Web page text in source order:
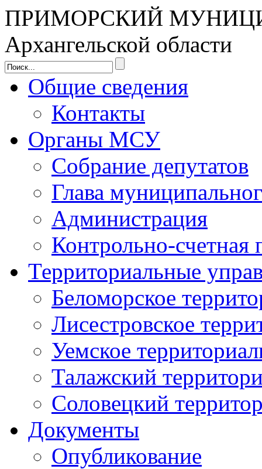
ПРИМОРСКИЙ
Архангельской области
Общие сведения
Контакты
Органы МСУ
Собрание депутатов
Глава
Администрация
Контрольно-счетная
Территориальные
Беломорское
Лисестровское
Уемское
Талажский
Соловецкий
Документы
Опубликование